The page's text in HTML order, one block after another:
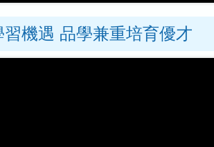
機遇 品學兼重培育優才